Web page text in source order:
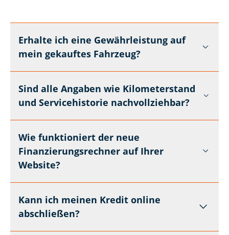
Erhalte ich eine Gewährleistung auf
mein gekauftes Fahrzeug?
Sind alle Angaben wie Kilometerstand
und Servicehistorie nachvollziehbar?
Wie funktioniert der neue
Finanzierungsrechner auf Ihrer
Website?
Kann ich meinen Kredit online
abschließen?